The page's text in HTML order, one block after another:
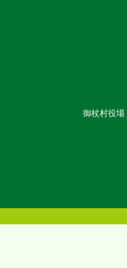
御杖村役場